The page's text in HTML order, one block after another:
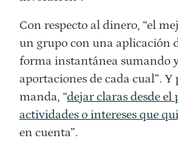
Con respecto al dinero, “el
un grupo con una aplicación
forma instantánea sumando
aportaciones de cada cual”.
manda, “dejar claras desde
actividades o intereses que
en cuenta”.